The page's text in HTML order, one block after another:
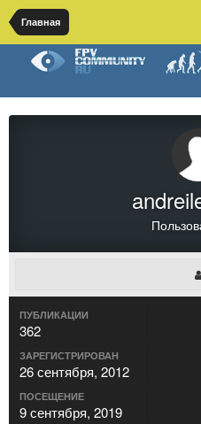
Главная
ПУБЛИКАЦИИ
362
ЗАРЕГИСТРИРОВАН
26 сентября, 2012
ПОСЕЩЕНИЕ
9 сентября, 2019